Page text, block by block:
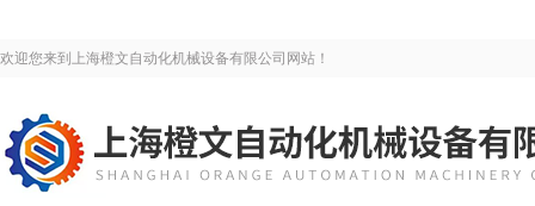
欢迎您来到上海橙文自动化机械设备有限公司网站！